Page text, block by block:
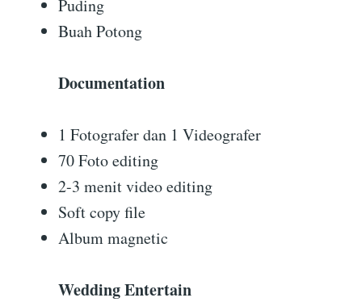
Puding
Buah Potong
Documentation
1 Fotografer dan 1 Videografer
70 Foto editing
2-3 menit video editing
Soft copy file
Album magnetic
Wedding Entertain